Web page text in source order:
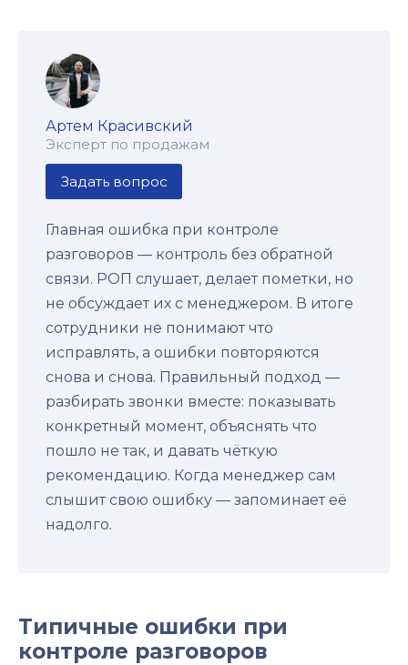
Артем Красивский
Эксперт по продажам
Задать вопрос
Главная ошибка при контроле
разговоров — контроль без обратной
связи. РОП слушает, делает пометки, но
не обсуждает их с менеджером. В итоге
сотрудники не понимают что
исправлять, а ошибки повторяются
снова и снова. Правильный подход —
разбирать звонки вместе: показывать
конкретный момент, объяснять что
пошло не так, и давать чёткую
рекомендацию. Когда менеджер сам
слышит свою ошибку — запоминает её
надолго.
Типичные ошибки при
контроле разговоров